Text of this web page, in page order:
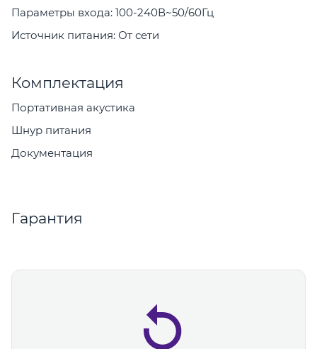
Параметры входа: 100-240В~50/60Гц
Источник питания: От сети
Комплектация
Портативная акустика
Шнур питания
Документация
Гарантия